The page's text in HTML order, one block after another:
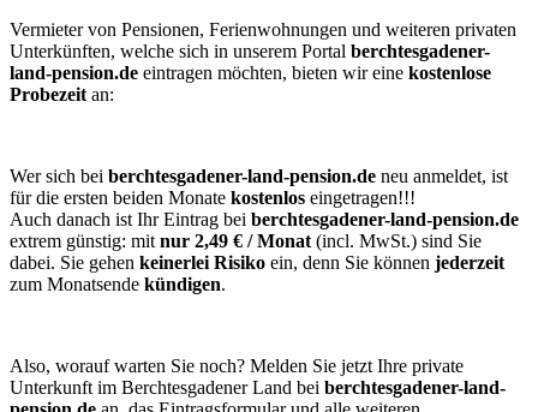
Vermieter von Pensionen, Ferienwohnungen und weiteren privaten
Unterkünften, welche sich in unserem Portal berchtesgadener-
land-pension.de eintragen möchten, bieten wir eine kostenlose
Probezeit an:
Wer sich bei berchtesgadener-land-pension.de neu anmeldet, ist
für die ersten beiden Monate kostenlos eingetragen!!!
Auch danach ist Ihr Eintrag bei berchtesgadener-land-pension.de
extrem günstig: mit nur 2,49 € / Monat (incl. MwSt.) sind Sie
dabei. Sie gehen keinerlei Risiko ein, denn Sie können jederzeit
zum Monatsende kündigen.
Also, worauf warten Sie noch? Melden Sie jetzt Ihre private
Unterkunft im Berchtesgadener Land bei berchtesgadener-land-